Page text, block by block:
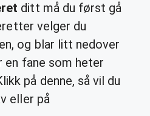
ditt må du først gå
velger du
og blar litt nedover
en fane som heter
på denne, så vil du
eller på